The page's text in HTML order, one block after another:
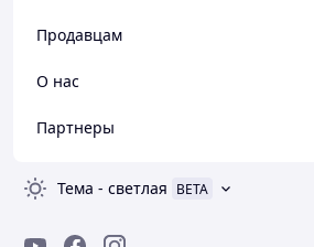
Продавцам
О нас
Партнеры
Тема - светлая BETA